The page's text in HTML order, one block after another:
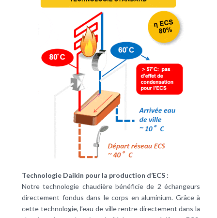
Technologie Daikin pour la production d’ECS :
Notre technologie chaudière bénéficie de 2 échangeurs
directement fondus dans le corps en aluminium. Grâce à
cette technologie, l’eau de ville rentre directement dans la